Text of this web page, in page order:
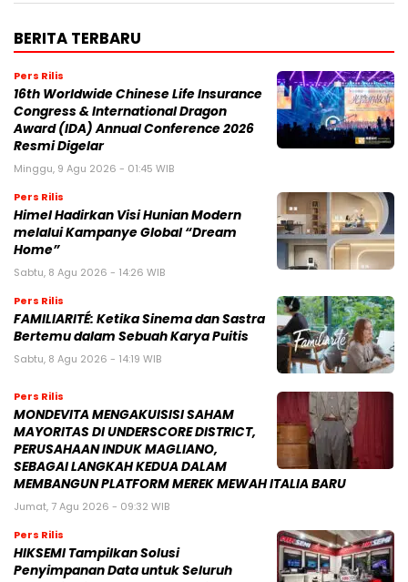
BERITA TERBARU
Pers Rilis
16th Worldwide Chinese Life Insurance
Congress & International Dragon
Award (IDA) Annual Conference 2026
Resmi Digelar
Minggu, 9 Agu 2026 - 01:45 WIB
Pers Rilis
Himel Hadirkan Visi Hunian Modern
melalui Kampanye Global “Dream
Home”
Sabtu, 8 Agu 2026 - 14:26 WIB
Pers Rilis
FAMILIARITÉ: Ketika Sinema dan Sastra
Bertemu dalam Sebuah Karya Puitis
Sabtu, 8 Agu 2026 - 14:19 WIB
Pers Rilis
MONDEVITA MENGAKUISISI SAHAM
MAYORITAS DI UNDERSCORE DISTRICT,
PERUSAHAAN INDUK MAGLIANO,
SEBAGAI LANGKAH KEDUA DALAM
MEMBANGUN PLATFORM MEREK MEWAH ITALIA BARU
Jumat, 7 Agu 2026 - 09:32 WIB
Pers Rilis
HIKSEMI Tampilkan Solusi
Penyimpanan Data untuk Seluruh